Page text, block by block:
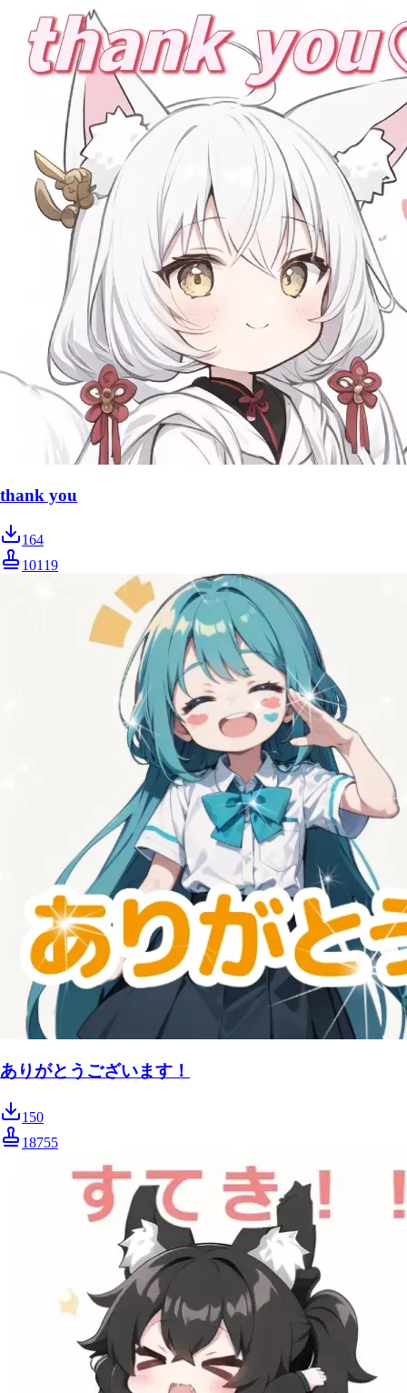
thank you
164
10119
ありがとうございます！
150
18755